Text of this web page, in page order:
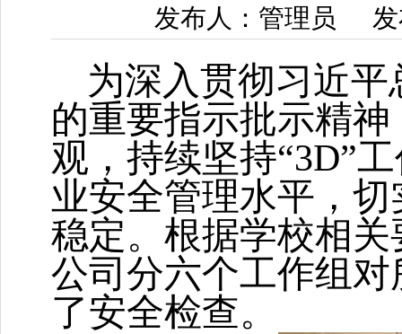
发布人：管理员
为深入贯彻习近
的重要指示批示精
观，持续坚持“3D”
业安全管理水平，
稳定。 根据学校相
公司 分六个工作组
了安全检查。